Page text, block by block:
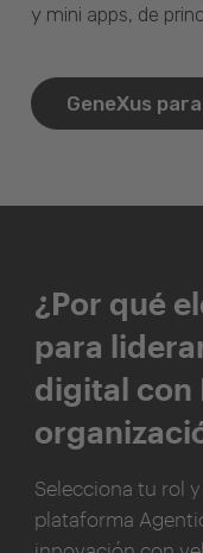
y mini apps, de
GeneXus
¿Por qué
para
digital con
Selecciona tu rol
plataforma